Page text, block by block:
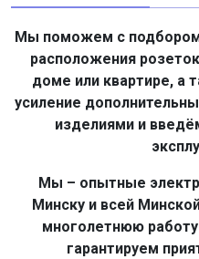
Мы поможем с подбором
расположения
доме или квартире, а
усиление
изделиями и
Мы – опытные
Минску и всей
многолетнюю
гарантируем